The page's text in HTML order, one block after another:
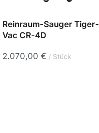
Reinraum-Sauger Tiger-
Vac CR-4D
2.070,00 € Stück